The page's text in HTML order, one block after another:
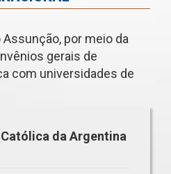
por meio da
gerais de
com universidades de
da Argentina